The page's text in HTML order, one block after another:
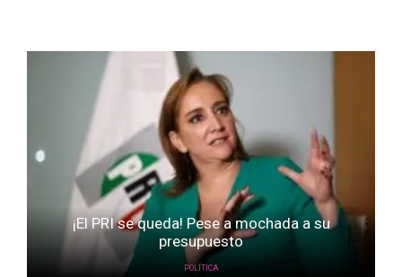
¡El PRI se queda! Pese a mochada a su
presupuesto
POLÍTICA